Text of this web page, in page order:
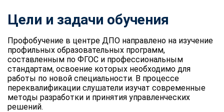
Цели и задачи обучения
Профобучение в центре ДПО направлено на изучение
профильных образовательных программ,
составленным по ФГОС и профессиональным
стандартам, освоение которых необходимо для
работы по новой специальности. В процессе
переквалификации слушатели изучат современные
методы разработки и принятия управленческих
решений.